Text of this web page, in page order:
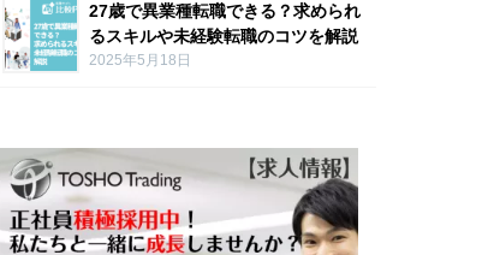
27歳で異業種転職できる？求められ
るスキルや未経験転職のコツを解説
2025年5月18日